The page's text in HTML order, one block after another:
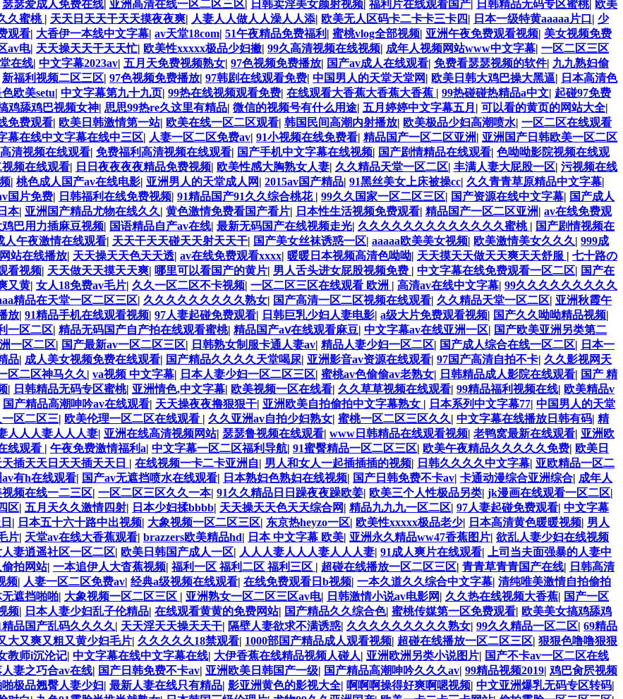
瑟瑟爱成人免费在线| 亚洲高清在线一区二区三区| 日韩卖淫美女颜射视频|福利片在线观看国产| 日韩精品无码专区蜜桃| 欧美
久蜜桃 | 天天日天天干天天摸夜夜爽| 人妻人人做人人澡人人添| 欧美无人区码卡二卡卡三卡四| 日本一级特黄aaaaa片口 | 少
观看| 大香伊一本线中文字幕| av天堂18com| 51午夜精品免费福利 | 蜜桃vlog全部视频| 亚洲午夜免费观看视频| 美女视频免费
av电| 天天操天天干天天忙| 欧美性xxxxx极品少妇撇| 99久高清视频在线视频| 成年人视频网站www中文字幕| 一区二区三区
在线| 中文字幕2023av| 五月天免费视频熟女| 97色视频免费播放| 国产av成人在线观看| 免费看瑟瑟视频的软件| 九九熟妇偷
新福利视频二区三区| 97色视频免费播放| 97韩剧在线观看免费| 中国男人的天堂天堂网| 欧美日韩大鸡巴操大黑逼| 日本高清色
欧美setu| 中文字幕第九十九页| 99热在线视频观看免费| 在线观看大香蕉大香蕉大香蕉 | 99热碰碰热精品a中文| 起碰97免费
鸡舔鸡巴视频女神| 思思99热re久这里有精品| 微信的视频号有什么用途| 五月婷婷中文字幕五月 | 可以看的黄页的网站大全|
免费观看| 欧美日韩激情第一站| 欧美在线一区二区观看| 韩国民间高潮内射播放| 欧美极品少妇高潮喷水| 一区二区在线观看
幕在线中文字幕在线中三区| 人妻一区二区免费av| 91小视频在线免费看| 精品国产一区二区亚洲| 亚洲国产日韩欧美一区二区
清视频在线观看| 免费福利高清视频在线观看| 国产手机中文字幕在线视频| 国产剧情精品在线观看| 色呦呦影院视频在线观
视频在线观看| 日日夜夜夜夜精品免费视频| 欧美性感大胸熟女人妻| 久久精品天堂一区二区| 丰满人妻大屁股一区| 污视频在线
| 桃色成人国产av在线电影| 亚洲男人的天堂成人网| 2015av国产精品| 91黑丝美女上床被操cc| 久久青青草原精品中文字幕|
国片免费| 日韩福利在线免费视频| 91精品国产91久久综合桃花 | 99久久国家一区二区三区| 国产资源在线中文字幕| 国产成人
本| 亚洲国产精品尤物在线久久| 黄色激情免费看国产看片| 日本性生活视频免费观看| 精品国产一区二区亚洲| av在线免费观
鸡巴用力插麻豆视频| 国语精品自产av在线| 最新无码国产在线视频走光| 久久久久久久久久久久久久久蜜桃 | 国产剧情视频在
人午夜激情在线观看| 天天干天天碰天天射天天干| 国产美女丝袜诱惑一区| aaaaa欧美美女视频| 欧美激情美女久久久| 999成
站在线播放| 天天操天天色天天透| av在线免费观看xxxx| 暖暖日本视频高清色呦呦| 天天摸天天做天天爽天天舒服 | 七十路の
看视频| 天天做天天摸天天爽| 哪里可以看国产的黄片| 男人舌头进女屁股视频免费 | 中文字幕在线免费观看一区二区| 国产在
又黄| 女人18免费av毛片| 久久一区二区不卡视频| 一区二区三区在线观看 欧洲 | 高清av在线中文字幕| 99久久久久久久久久久
精品在天堂一区二区三区| 久久久久久久久久久熟女| 国产高清一区二区视频在线观看| 久久精品天堂一区二区| 亚洲秋霞午
放| 91精品手机在线观看视频| 97人妻起碰免费观看| 日韩巨乳少妇人妻电影| a级大片免费观看视频| 国产久久呦呦精品视频|
一区二区| 精品无码国产自产拍在线观看蜜桃| 精品国产aⅴ在线观看麻豆| 中文字幕av在线亚洲一区| 国产欧美亚洲另类第二
一区二区| 国产最新av一区二区三区| 日韩熟女制服卡通人妻av| 精品人妻少妇一区二区| 国产成人综合在线一区二区| 日本一
品| 成人美女视频免费在线观看| 国产精品久久久久天堂喝尿| 亚洲影音av资源在线观看| 97国产高清自拍不卡| 久久影视网天
区二区神马久久| va视频 中文字幕| 日本人妻少妇一区二区三区| 蜜桃av色偷偷av老熟女| 日韩精品成人影院在线观看| 国产 精
| 日韩精品无码专区蜜桃| 亚洲情色,中文字幕| 欧美视频一区在线看| 久久草草视频在线观看| 99精品福利视频在线| 欧美精品v
国产精品高潮呻吟av在线观看| 天天操夜夜撸狠狠干| 亚洲欧美自拍偷拍中文字幕熟女 | 日本系列中文字幕77| 中国男人的天堂
区二区三| 欧美伦理一区二区在线观看 | 久久亚洲av自拍少妇熟女| 蜜桃一区二区三区久久| 中文字幕在线播放日韩有码| 精
人人人妻人人人妻| 亚洲在线高清视频网站| 瑟瑟鲁视频在线观看| www日韩精品在线观看视频| 老鸭窝最新在线观看| 亚洲欧
线观看 | 午夜免费激情福利a| 中文字幕一区二区福利导航| 91蜜臀精品一区二区三区| 欧美午夜精品久久久久久免费| 欧美日
天插天天日天天插天天日 | 在线视频一卡二卡亚洲自| 男人和女人一起插插插的视频| 日韩久久久久中文字幕| 亚欧精品一区二
av有h在线观看| 国产av无遮挡喷水在线观看| 日本熟妇色熟妇在线视频| 国产日韩免费不卡av| 卡通动漫综合亚洲综合| 成年人
视频在线一二三区| 一区二区三区久久一本| 91久久精品日日躁夜夜躁欧姜| 欧美三个人性极品另类| jk漫画在线观看一区二区|
区| 五月天久久激情四射| 日本少妇揉bbbb| 天天操天天色天天综合网| 精品九九九一区二区| 97人妻起碰免费观看| 中文字幕
| 日本五十六十路中出视频| 大象视频一区二区三区| 东京热heyzo一区| 欧美性xxxxx极品老少| 日本高清黄色暖暖视频| 男人
片| 天堂av在线大香蕉观看| brazzers欧美精品hd| 日本 中文字幕 欧美| 亚洲永久精品ww47香蕉图片| 欲乱人妻少妇在线视频
妻逍遥社区一区二区| 欧美日韩国产成人一区| 人人人妻人人人妻人人人妻| 91成人爽片在线观看|
上司当夫面强暴的人妻中
拍网站| 一本追伊人大杳蕉视频|福利一区 福利二区 福利三区 | 超碰在线播放一区二区三区| 青青草青青国产在线| 日韩高清
频| 人妻一区二区免费av| 经典a级视频在线观看| 在线免费观看日b视频| 一本久道久久综合中文字幕| 清纯唯美激情自拍偷拍
遮挡啪啪| 大象视频一区二区三区 | 亚洲熟女一区二区三区av电| 日韩激情小说av电影网| 久久热在线视频大香蕉| 国产一区
频| 日本人妻少妇乱子伦精品| 在线观看黄黄的免费网站| 国产精品久久综合色| 蜜桃传媒第一区免费观看| 欧美美女搞鸡舔鸡
精品国产乱码久久久久| 天天淫天天操天天干| 隔壁人妻欲求不满诱惑| 久久久久久久久久久熟女| 99久久精品一区二区| 69精品
大又爽又粗又黄少妇毛片| 久久久久久18禁观看| 1000部国产精品成人观看视频| 超碰在线播放一区二区三区| 狠狠色噜噜狠狠
教师i沉沦记| 中文字幕在线中文字幕在线| 大伊香蕉在线精品视频人碰人| 亚洲欧洲另类小说图片| 国产不卡av一区二区在线
人妻之巧合av在线| 国产日韩免费不卡av| 亚洲欧美日韩国产一级| 国产精品高潮呻吟久久久av| 99精品视频2019| 鸡巴肏屄视频
啪极品翘臀人妻少妇| 最新人妻在线只有精品| 影亚洲黄色的影视大全| 啊啊啊操得好爽啊嗯视频| 中文亚洲爆乳无码专区转码|